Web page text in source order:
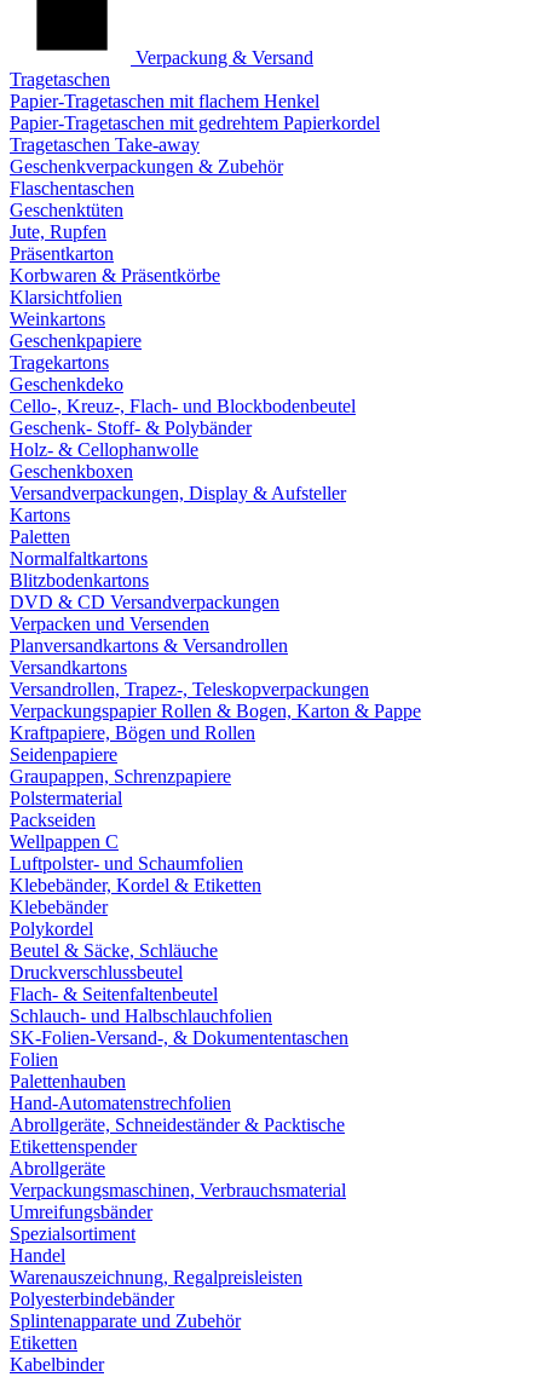
Verpackung & Versand
Tragetaschen
Papier-Tragetaschen mit flachem Henkel
Papier-Tragetaschen mit gedrehtem Papierkordel
Tragetaschen Take-away
Geschenkverpackungen & Zubehör
Flaschentaschen
Geschenktüten
Jute, Rupfen
Präsentkarton
Korbwaren & Präsentkörbe
Klarsichtfolien
Weinkartons
Geschenkpapiere
Tragekartons
Geschenkdeko
Cello-, Kreuz-, Flach- und Blockbodenbeutel
Geschenk- Stoff- & Polybänder
Holz- & Cellophanwolle
Geschenkboxen
Versandverpackungen, Display & Aufsteller
Kartons
Paletten
Normalfaltkartons
Blitzbodenkartons
DVD & CD Versandverpackungen
Verpacken und Versenden
Planversandkartons & Versandrollen
Versandkartons
Versandrollen, Trapez-, Teleskopverpackungen
Verpackungspapier Rollen & Bogen, Karton & Pappe
Kraftpapiere, Bögen und Rollen
Seidenpapiere
Graupappen, Schrenzpapiere
Polstermaterial
Packseiden
Wellpappen C
Luftpolster- und Schaumfolien
Klebebänder, Kordel & Etiketten
Klebebänder
Polykordel
Beutel & Säcke, Schläuche
Druckverschlussbeutel
Flach- & Seitenfaltenbeutel
Schlauch- und Halbschlauchfolien
SK-Folien-Versand-, & Dokumententaschen
Folien
Palettenhauben
Hand-Automatenstrechfolien
Abrollgeräte, Schneideständer & Packtische
Etikettenspender
Abrollgeräte
Verpackungsmaschinen, Verbrauchsmaterial
Umreifungsbänder
Spezialsortiment
Handel
Warenauszeichnung, Regalpreisleisten
Polyesterbindebänder
Splintenapparate und Zubehör
Etiketten
Kabelbinder